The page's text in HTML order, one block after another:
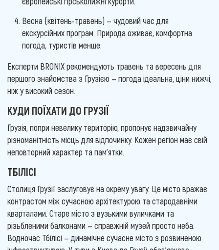
Весна (квітень-травень) — чудовий час для
екскурсійних програм. Природа оживає, комфортна
погода, туристів менше.
Експерти BRONIX рекомендують травень та вересень для
першого знайомства з Грузією — погода ідеальна, ціни нижчі,
ніж у високий сезон.
КУДИ ПОЇХАТИ ДО ГРУЗІЇ
Грузія, попри невелику територію, пропонує надзвичайну
різноманітність місць для відпочинку. Кожен регіон має свій
неповторний характер та пам'ятки.
ТБІЛІСІ
Столиця Грузії заслуговує на окрему увагу. Це місто вражає
контрастом між сучасною архітектурою та стародавніми
кварталами. Старе місто з вузькими вуличками та
різьбленими балконами — справжній музей просто неба.
Водночас Тбілісі — динамічне сучасне місто з розвиненою